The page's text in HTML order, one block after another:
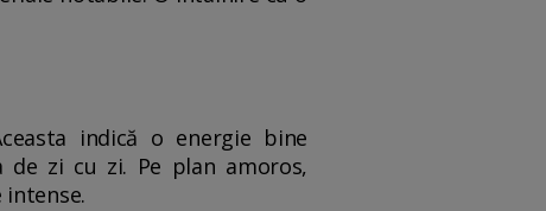
indică o energie bine
de zi cu zi. Pe plan amoros,